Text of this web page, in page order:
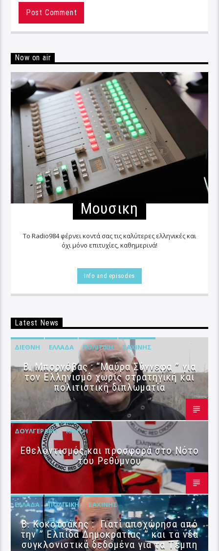
Now on air
Μουσικη
Το Radio984 φέρνει κοντά σας τις καλύτερες ελληνικές και
όχι μόνο επιτυχίες, καθημερινά!
Info and episodes
Latest News
ΔΙΕΘΝΉ ΕΛΛΆΔΑ ΠΟΛΙΤΙΚΉ ΣΑΧΊΝΗΣ
B. Μπορνόβας : “Μαύρα Σύννεφα ” για
τον Ελληνισμό χωρίς στρατηγική και
πολιτιστική διπλωματία
ΔΟΥΛΓΕΡΆΚΗ ΚΡΉΤΗ
Εθελοντισμός και προσφορά στο Νότο
του Ρεθύμνου
ΕΛΛΆΔΑ ΠΟΛΙΤΙΚΉ ΣΑΧΊΝΗΣ
Β. Κοκοτσάκης : Γιατί αποχώρησα από
την ” Ελπίδα Δημοκρατίας ” και τα νέα
συγκλονιστικά δεδομένα για τα Τέμπη